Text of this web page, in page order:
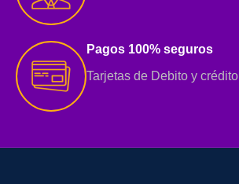
Pagos 100% seguros
Tarjetas de Debito y crédito